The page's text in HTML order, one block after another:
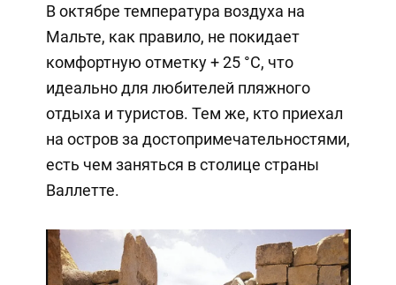
В октябре температура воздуха на
Мальте, как правило, не покидает
комфортную отметку + 25 °C, что
идеально для любителей пляжного
отдыха и туристов. Тем же, кто приехал
на остров за достопримечательностями,
есть чем заняться в столице страны
Валлетте.